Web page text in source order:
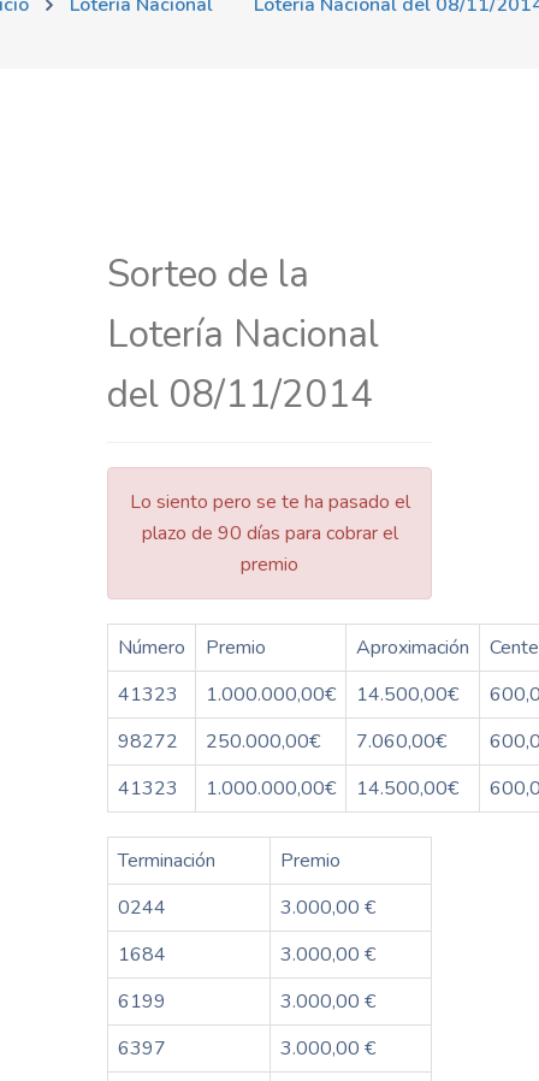
Sorteo de la
Lotería Nacional
del 08/11/2014
Lo siento pero se te ha pasado el
plazo de 90 días para cobrar el
premio
Número Premio Aproximación
41323
1.000.000,00€ 14.500,00€
98272
250.000,00€ 7.060,00€
41323
1.000.000,00€ 14.500,00€
Terminación
Premio
0244
3.000,00 €
1684
3.000,00 €
6199
3.000,00 €
6397
3.000,00 €